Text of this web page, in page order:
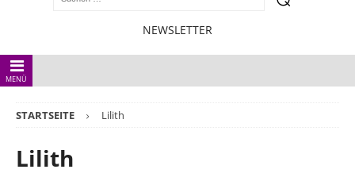
NEWSLETTER
MENÜ
STARTSEITE Lilith
Lilith